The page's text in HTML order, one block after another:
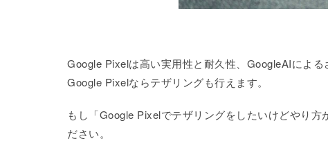
Google Pixelは高い実用性と耐久性、GoogleAIによ
Google Pixelならテザリングも行えます。
もし「Google Pixelでテザリングをしたいけどやり
ださい。